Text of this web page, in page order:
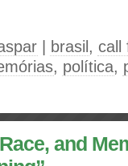
brasil , call
, política,
and